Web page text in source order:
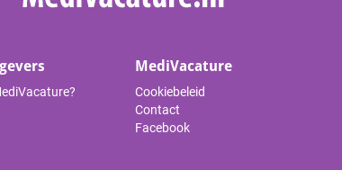
MediVacature
Cookiebeleid
Contact
Facebook